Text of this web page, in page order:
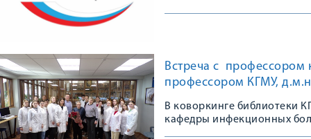
Встреча с
профессором КГМУ,
В коворкинге библиотеки
кафедры инфекционных